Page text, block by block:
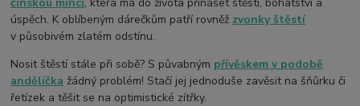
úspěch. K oblíbeným dárečkům patří rovněž zvonky štěstí
v působivém zlatém odstínu.
Nosit štěstí stále při sobě? S půvabným přívěskem v podobě
andělíčka žádný problém! Stačí jej jednoduše zavěsit na šňůrku či
řetízek a těšit se na optimistické zítřky.